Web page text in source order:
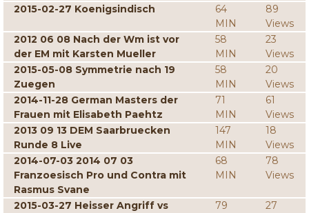
2015-02-27 Koenigsindisch
64
MIN
89
Views
2012 06 08 Nach der Wm ist vor
der EM mit Karsten Mueller
58
MIN
23
Views
2015-05-08 Symmetrie nach 19
Zuegen
58
MIN
20
Views
2014-11-28 German Masters der
Frauen mit Elisabeth Paehtz
71
MIN
61
Views
2013 09 13 DEM Saarbruecken
Runde 8 Live
147
MIN
18
Views
2014-07-03 2014 07 03
Franzoesisch Pro und Contra mit
Rasmus Svane
68
MIN
78
Views
2015-03-27 Heisser Angriff vs
79
27